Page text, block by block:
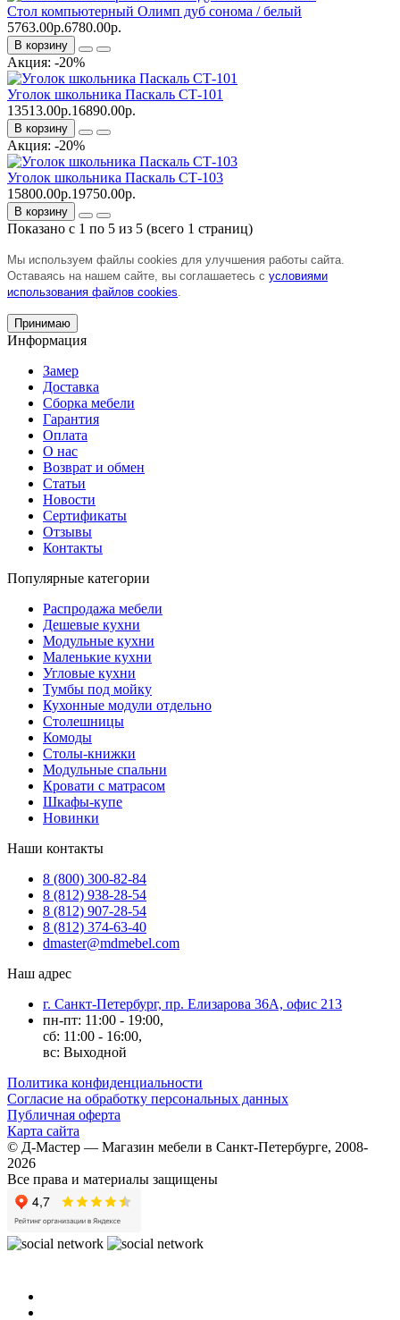
Стол компьютерный Олимп дуб сонома / белый
5763.00р.6780.00р.
В корзину
Акция: -20%
Уголок школьника Паскаль СТ-101
13513.00р.16890.00р.
В корзину
Акция: -20%
Уголок школьника Паскаль СТ-103
15800.00р.19750.00р.
В корзину
Показано с 1 по 5 из 5 (всего 1 страниц)
Мы используем файлы cookies для улучшения работы сайта.
Оставаясь на нашем сайте, вы соглашаетесь с условиями
использования файлов cookies
Принимаю
Информация
Замер
Доставка
Сборка мебели
Гарантия
Оплата
О нас
Возврат и обмен
Статьи
Новости
Сертификаты
Отзывы
Контакты
Популярные категории
Распродажа мебели
Дешевые кухни
Модульные кухни
Маленькие кухни
Угловые кухни
Тумбы под мойку
Кухонные модули отдельно
Столешницы
Комоды
Столы-книжки
Модульные спальни
Кровати с матрасом
Шкафы-купе
Новинки
Наши контакты
8 (800) 300-82-84
8 (812) 938-28-54
8 (812) 907-28-54
8 (812) 374-63-40
dmaster@mdmebel.com
Наш адрес
г. Санкт-Петербург, пр. Елизарова 36А, офис 213
пн-пт: 11:00 - 19:00,
сб: 11:00 - 16:00,
вс: Выходной
Политика конфиденциальности
Согласие на обработку персональных данных
Публичная оферта
Карта сайта
© Д-Мастер — Магазин мебели в Санкт-Петербурге, 2008-
2026
Все права и материалы защищены